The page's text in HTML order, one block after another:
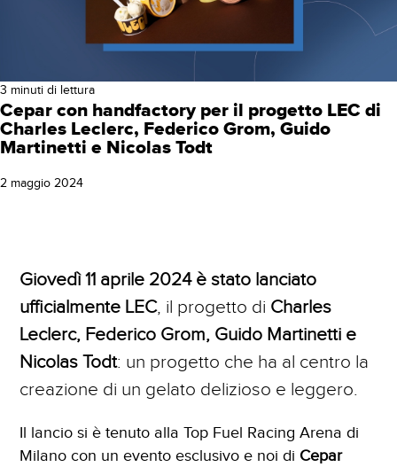
Contatti
E-COMMERCE STRATEGY
WEB & MOBILE DEVELOPMENT
Gestione Campagne Google Ads /
Adwords
Social Media Marketing
Gestione Campagne Facebook Ads
Campagne DEM Email Marketing
Realizzazione Siti Web
E-Commerce
Siti Web Mobile
3 minuti di lettura
Cepar con handfactory per il progetto LEC di
Charles Leclerc, Federico Grom, Guido
Martinetti e Nicolas Todt
2 maggio 2024
Giovedì 11 aprile 2024 è stato lanciato
ufficialmente LEC, il progetto di Charles
Leclerc, Federico Grom, Guido Martinetti e
Nicolas Todt: un progetto che ha al centro la
creazione di un gelato delizioso e leggero.
Il lancio si è tenuto alla Top Fuel Racing Arena di
Milano con un evento esclusivo e noi di Cepar